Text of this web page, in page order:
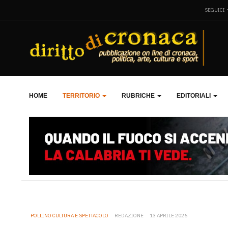
SEGUICI
HOME TERRITORIO RUBRICHE EDITORIALI
POLLINO CULTURA E SPETTACOLO REDAZIONE 13 APRILE 2026